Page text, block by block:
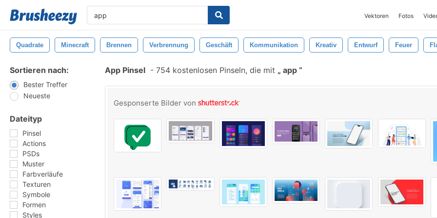
Vektoren Fotos
Quadrate Minecraft Brennen Verbrennung Geschäft Kommunikation Kreativ Entwurf Feuer
Sortieren nach:
Bester Treffer
Neueste
Dateityp
Pinsel
Actions
PSDs
Muster
Farbverläufe
Texturen
Symbole
Formen
Styles
App Pinsel - 754 kostenlosen Pinseln, die mit app
Gesponserte Bilder von